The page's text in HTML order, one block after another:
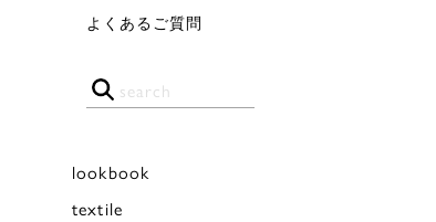
よくあるご質問
lookbook
textile